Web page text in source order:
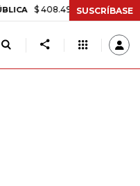
$ 408.498,97 +$ 8.753,81
SUSCRÍBASE